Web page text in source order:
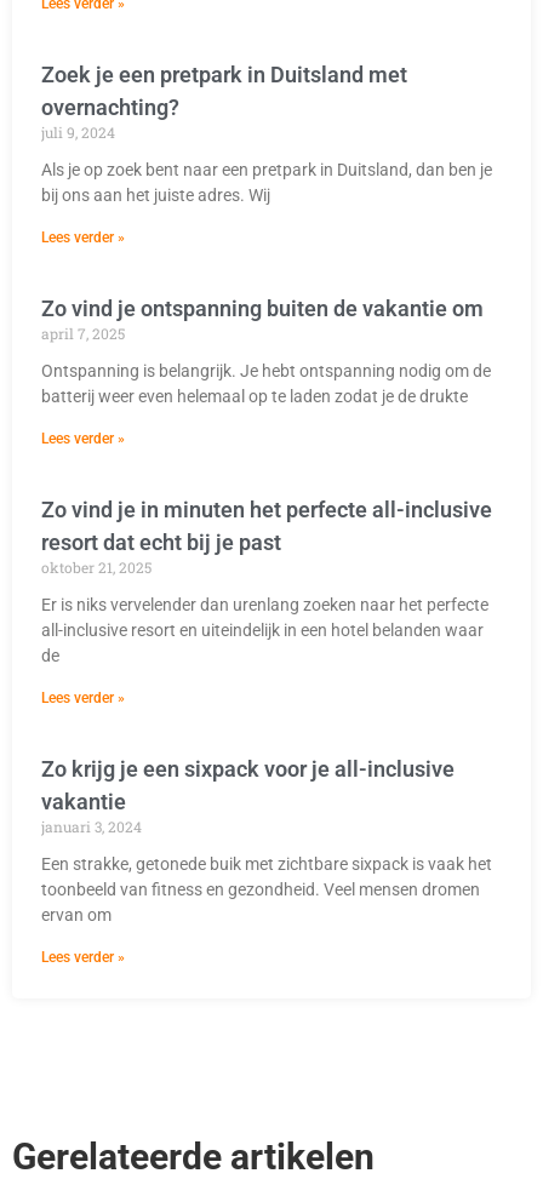
Lees verder »
Zoek je een pretpark in Duitsland met
overnachting?
juli 9, 2024
Als je op zoek bent naar een pretpark in Duitsland, dan ben je
bij ons aan het juiste adres. Wij
Lees verder »
Zo vind je ontspanning buiten de vakantie om
april 7, 2025
Ontspanning is belangrijk. Je hebt ontspanning nodig om de
batterij weer even helemaal op te laden zodat je de drukte
Lees verder »
Zo vind je in minuten het perfecte all-inclusive
resort dat echt bij je past
oktober 21, 2025
Er is niks vervelender dan urenlang zoeken naar het perfecte
all-inclusive resort en uiteindelijk in een hotel belanden waar
de
Lees verder »
Zo krijg je een sixpack voor je all-inclusive
vakantie
januari 3, 2024
Een strakke, getonede buik met zichtbare sixpack is vaak het
toonbeeld van fitness en gezondheid. Veel mensen dromen
ervan om
Lees verder »
Gerelateerde artikelen